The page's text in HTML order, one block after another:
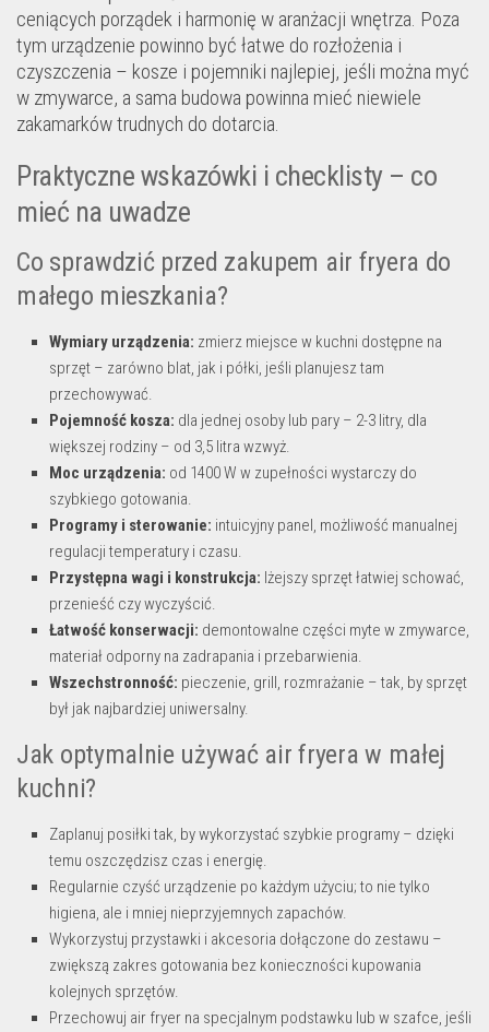
ceniących porządek i harmonię w aranżacji wnętrza. Poza
tym urządzenie powinno być łatwe do rozłożenia i
czyszczenia – kosze i pojemniki najlepiej, jeśli można myć
w zmywarce, a sama budowa powinna mieć niewiele
zakamarków trudnych do dotarcia.
Praktyczne wskazówki i checklisty – co
mieć na uwadze
Co sprawdzić przed zakupem air fryera do
małego mieszkania?
Wymiary urządzenia: zmierz miejsce w kuchni dostępne na
sprzęt – zarówno blat, jak i półki, jeśli planujesz tam
przechowywać.
Pojemność kosza: dla jednej osoby lub pary – 2-3 litry, dla
większej rodziny – od 3,5 litra wzwyż.
Moc urządzenia: od 1400 W w zupełności wystarczy do
szybkiego gotowania.
Programy i sterowanie: intuicyjny panel, możliwość manualnej
regulacji temperatury i czasu.
Przystępna wagi i konstrukcja: lżejszy sprzęt łatwiej schować,
przenieść czy wyczyścić.
Łatwość konserwacji: demontowalne części myte w zmywarce,
materiał odporny na zadrapania i przebarwienia.
Wszechstronność: pieczenie, grill, rozmrażanie – tak, by sprzęt
był jak najbardziej uniwersalny.
Jak optymalnie używać air fryera w małej
kuchni?
Zaplanuj posiłki tak, by wykorzystać szybkie programy – dzięki
temu oszczędzisz czas i energię.
Regularnie czyść urządzenie po każdym użyciu; to nie tylko
higiena, ale i mniej nieprzyjemnych zapachów.
Wykorzystuj przystawki i akcesoria dołączone do zestawu –
zwiększą zakres gotowania bez konieczności kupowania
kolejnych sprzętów.
Przechowuj air fryer na specjalnym podstawku lub w szafce, jeśli